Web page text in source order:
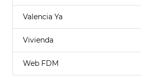
Valencia Ya
Vivienda
Web FDM